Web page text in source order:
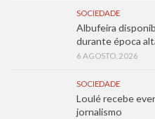
SOCIEDADE
Albufeira
durante época
6 AGOSTO, 2026
SOCIEDADE
Loulé recebe
jornalismo